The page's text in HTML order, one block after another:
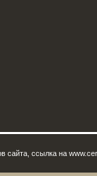
сайта, ссылка на